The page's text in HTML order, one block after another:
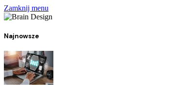
Zamknij menu
Najnowsze